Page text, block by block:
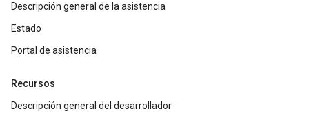
Descripción general de la asistencia
Estado
Portal de asistencia
Recursos
Descripción general del desarrollador